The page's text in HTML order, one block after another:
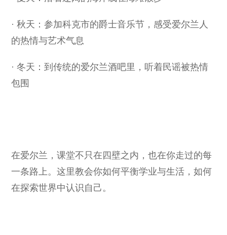
· 秋天：参加科克市的爵士音乐节，感受爱尔兰人
的热情与艺术气息
· 冬天：到传统的爱尔兰酒吧里，听着民谣被热情
包围
在爱尔兰，课堂不只在四壁之内，也在你走过的每
一条路上。这里教会你如何平衡学业与生活，如何
在探索世界中认识自己。